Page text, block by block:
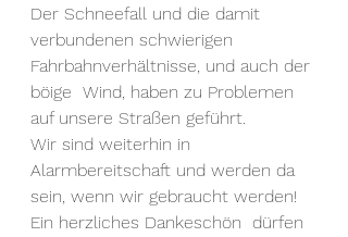
Der Schneefall und die damit
verbundenen schwierigen
Fahrbahnverhältnisse, und auch der
böige  Wind, haben zu Problemen
auf unsere Straßen geführt.
Wir sind weiterhin in
Alarmbereitschaft und werden da
sein, wenn wir gebraucht werden!
Ein herzliches Dankeschön  dürfen